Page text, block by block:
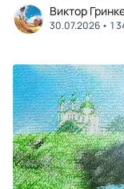
Виктор
30.07.2026 1